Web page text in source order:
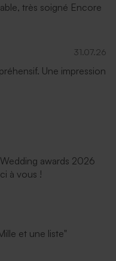
très soigné Encore
31.07.26
Une impression
awards 2026
à vous !
et une liste"